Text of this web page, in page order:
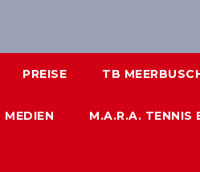
PREISE TB
MEDIEN M.A.R.A. TENNIS